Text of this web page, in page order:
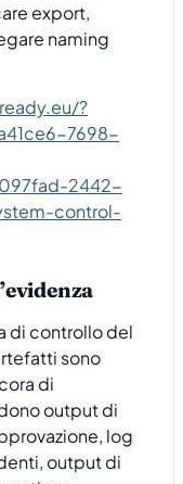
export,
naming
?
7698-
2442-
control-
di controllo del
sono
di
output di
log
output di